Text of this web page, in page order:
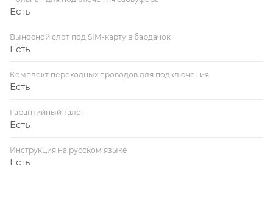
Есть
Выносной слот под SIM-карту в бардачок
Есть
Комплект переходных проводов для подключения
Есть
Гарантийный талон
Есть
Инструкция на русском языке
Есть